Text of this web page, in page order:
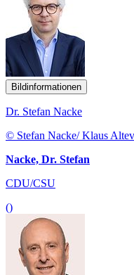
Bildinformationen
Dr. Stefan Nacke
© Stefan Nacke/ Klaus
Nacke, Dr. Stefan
CDU/CSU
()